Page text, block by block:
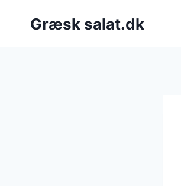
Græsk salat.dk